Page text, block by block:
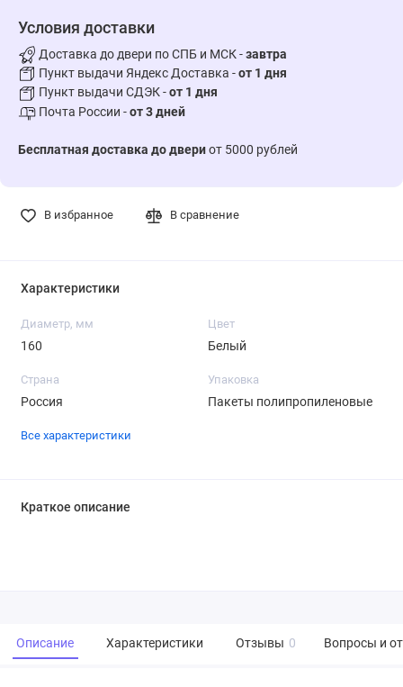
В избранное В сравнение
Условия доставки
Доставка до двери по СПБ и МСК -завтра
Пункт выдачи Яндекс Доставка -от 1 дня
Пункт выдачи СДЭК -от 1 дня
Почта России -от 3 дней
Бесплатная доставка до двериот 5000 рублей
Характеристики
Диаметр, мм
160
Цвет
Белый
Страна
Россия
Упаковка
Пакеты полипропиленовые
Все характеристики
Краткое описание
Описание Характеристики Отзывы 0 Вопросы и